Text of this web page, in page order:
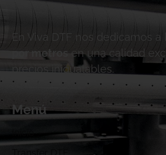
En Viva DTF nos dedicamos a
por metros
en una calidad
precios inigualables.
Menú